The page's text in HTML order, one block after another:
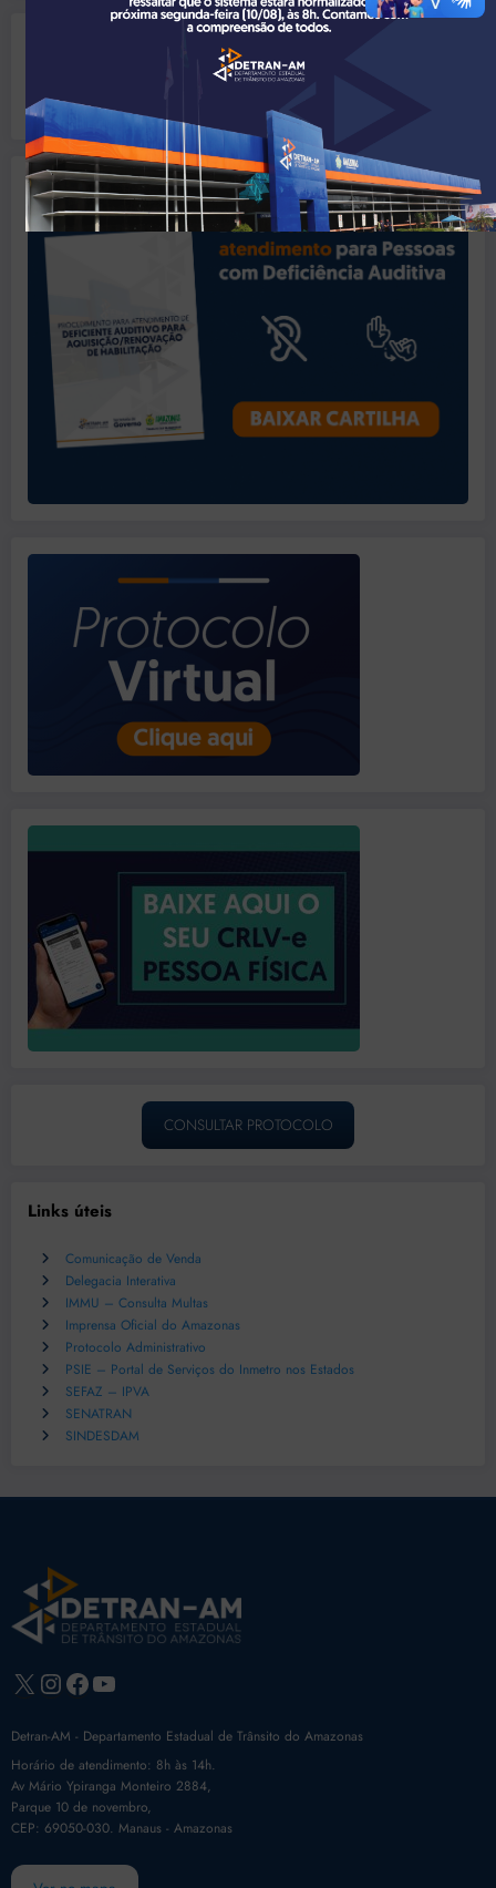
CONSULTAR PROTOCOLO
Links úteis
Comunicação de Venda
Delegacia Interativa
IMMU – Consulta Multas
Imprensa Oficial do Amazonas
Protocolo Administrativo
PSIE – Portal de Serviços do Inmetro nos Estados
SEFAZ – IPVA
SENATRAN
SINDESDAM
X Instagram
Facebook
Youtube
Detran-AM - Departamento Estadual de Trânsito do Amazonas
Horário de atendimento: 8h às 14h.
Av Mário Ypiranga Monteiro 2884,
Parque 10 de novembro,
CEP: 69050-030. Manaus - Amazonas